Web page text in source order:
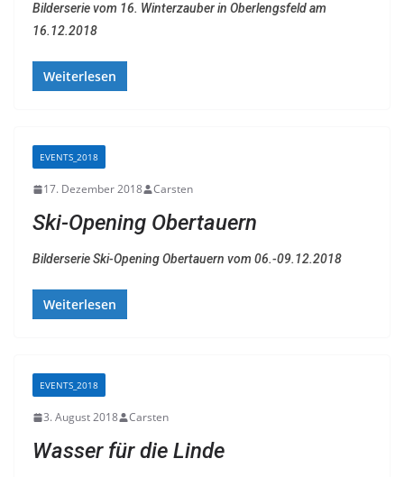
Bilderserie vom 16. Winterzauber in Oberlengsfeld am
16.12.2018
Weiterlesen
EVENTS_2018
17. Dezember 2018 Carsten
Ski-Opening Obertauern
Bilderserie Ski-Opening Obertauern vom 06.-09.12.2018
Weiterlesen
EVENTS_2018
3. August 2018 Carsten
Wasser für die Linde